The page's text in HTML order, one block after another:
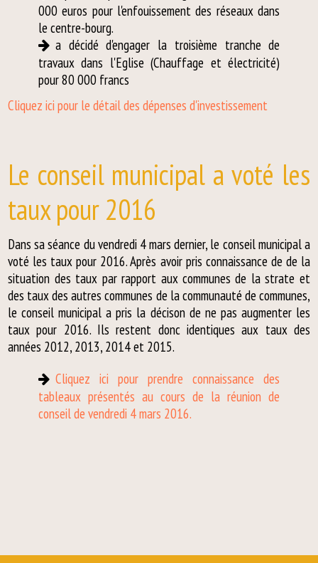
000 euros pour l'enfouissement des réseaux dans
le centre-bourg.
a décidé d'engager la troisième tranche de
travaux dans l'Eglise (Chauffage et électricité)
pour 80 000 francs
Cliquez ici pour le détail des dépenses d'investissement
Le conseil municipal a voté les
taux pour 2016
Dans sa séance du vendredi 4 mars dernier, le conseil municipal a
voté les taux pour 2016. Après avoir pris connaissance de de la
situation des taux par rapport aux communes de la strate et
des taux des autres communes de la communauté de communes,
le conseil municipal a pris la décison de ne pas augmenter les
taux pour 2016. Ils restent donc identiques aux taux des
années 2012, 2013, 2014 et 2015.
Cliquez ici pour prendre connaissance des
tableaux présentés au cours de la réunion de
conseil de vendredi 4 mars 2016.